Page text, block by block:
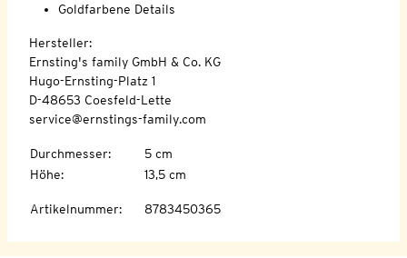
Goldfarbene Details
Hersteller:
Ernsting's family GmbH & Co. KG
Hugo-Ernsting-Platz 1
D-48653 Coesfeld-Lette
service@ernstings-family.com
Durchmesser:
5 cm
Höhe: 13,5 cm
Artikelnummer: 8783450365